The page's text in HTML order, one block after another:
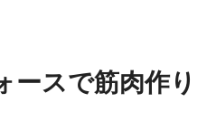
ースで筋肉作